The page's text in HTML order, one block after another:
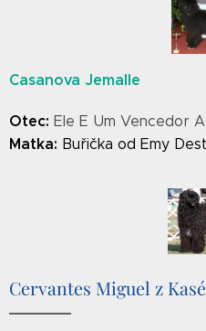
Casanova Jemalle
Otec: Ele E Um Vencedor
Matka: Buřička od Emy
Cervantes Miguel z